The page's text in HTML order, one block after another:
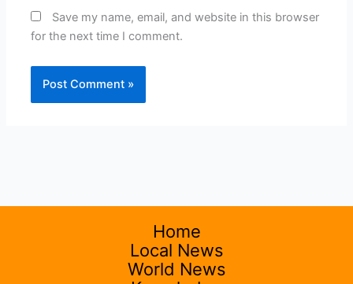
Save my name, email, and website in this browser
for the next time I comment.
Home
Local News
World News